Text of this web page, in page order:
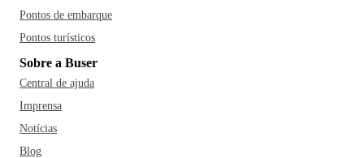
Pontos de embarque
Pontos turísticos
Sobre a Buser
Central de ajuda
Imprensa
Notícias
Blog